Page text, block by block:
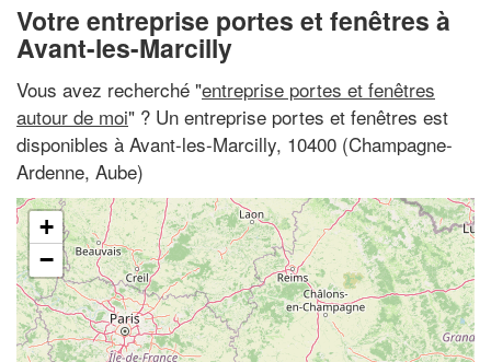
Votre entreprise portes et fenêtres à
Avant-les-Marcilly
Vous avez recherché "entreprise portes et fenêtres
autour de moi" ? Un entreprise portes et fenêtres est
disponibles à Avant-les-Marcilly, 10400 (Champagne-
Ardenne, Aube)
+
−